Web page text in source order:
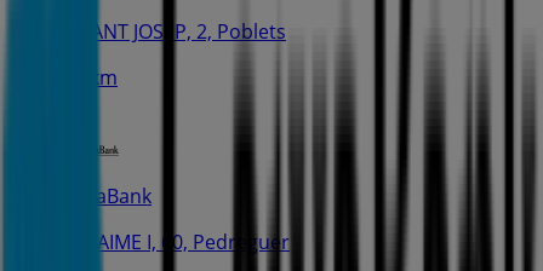
C. SANT JOSEP, 2, Poblets
2.6 km
CaixaBank
AV. JAIME I, 60, Pedreguer